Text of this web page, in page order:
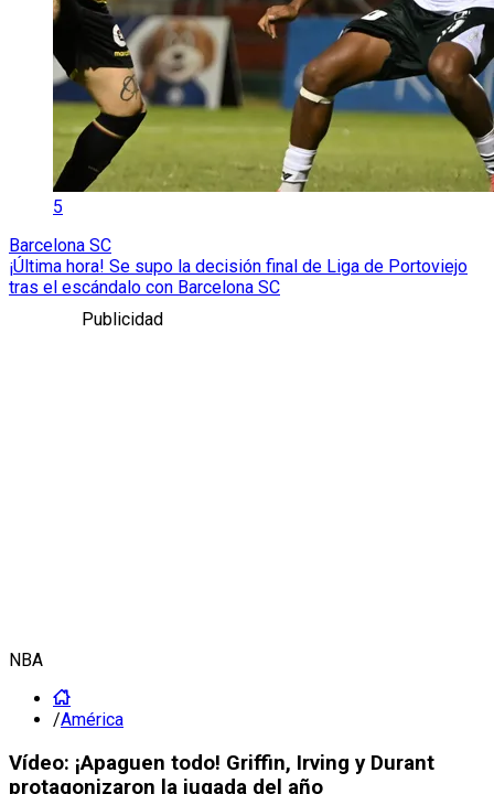
5
Barcelona SC
¡Última hora! Se supo la decisión final de Liga de Portoviejo
tras el escándalo con Barcelona SC
Publicidad
NBA
/América
Vídeo: ¡Apaguen todo! Griffin, Irving y Durant
protagonizaron la jugada del año